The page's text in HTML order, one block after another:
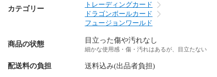
カテゴリー
トレーディングカード
ドラゴンボールカード
フュージョンワールド
商品の状態 目立った傷や汚れなし
細かな使用感・傷・汚れはあるが、目立たない
配送料の負担 送料込み(出品者負担)